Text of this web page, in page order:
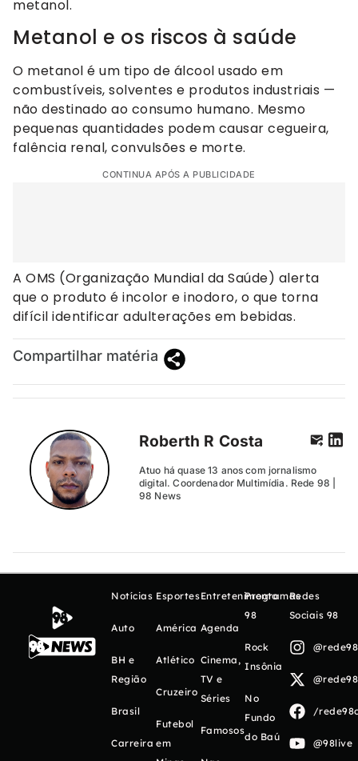
metanol.
Metanol e os riscos à saúde
O metanol é um tipo de álcool usado em
combustíveis, solventes e produtos industriais —
não destinado ao consumo humano. Mesmo
pequenas quantidades podem causar cegueira,
falência renal, convulsões e morte.
CONTINUA APÓS A PUBLICIDADE
A OMS (Organização Mundial da Saúde) alerta
que o produto é incolor e inodoro, o que torna
difícil identificar adulterações em bebidas.
Compartilhar matéria
Roberth R Costa
Atuo há quase 13 anos com jornalismo
digital. Coordenador Multimídia. Rede 98 |
98 News
Notícias
Auto
BH e
Região
Brasil
Carreira
Esportes
América
Atlético
Cruzeiro
Futebol
em
Entretenimento
Agenda
Cinema,
TV e
Séries
Famosos
Programas
98
Rock
Insônia
No
Fundo
do Baú
Redes
Sociais 98
/
@98live